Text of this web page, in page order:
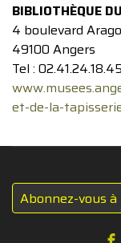
BIBLIOTHÈQUE
4 boulevard Arago
49100 Angers
Tel : 02.41.24.18.45
et-de-la-
Abonnez-vous